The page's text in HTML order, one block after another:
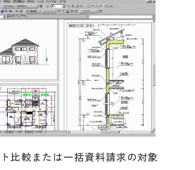
比較または一括資料請求の対象